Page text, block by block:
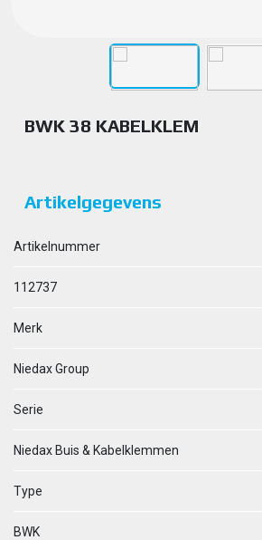
BWK 38 KABELKLEM
Artikelgegevens
Artikelnummer
112737
Merk
Niedax Group
Serie
Niedax Buis & Kabelklemmen
Type
BWK